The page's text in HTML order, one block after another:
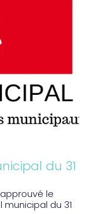
du 31
le
du 31